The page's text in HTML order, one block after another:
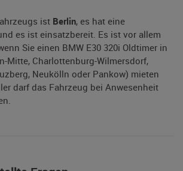
ist Berlin, es hat eine
es ist einsatzbereit. Es ist vor allem
Sie einen BMW E30 320i Oldtimer in
Mitte, Charlottenburg-Wilmersdorf,
Neukölln oder Pankow) mieten
darf das Fahrzeug bei Anwesenheit